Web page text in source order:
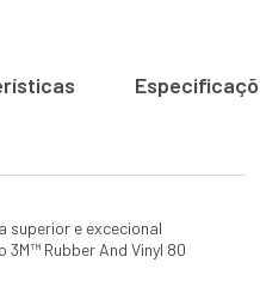
superior e excecional
Rubber And Vinyl 80